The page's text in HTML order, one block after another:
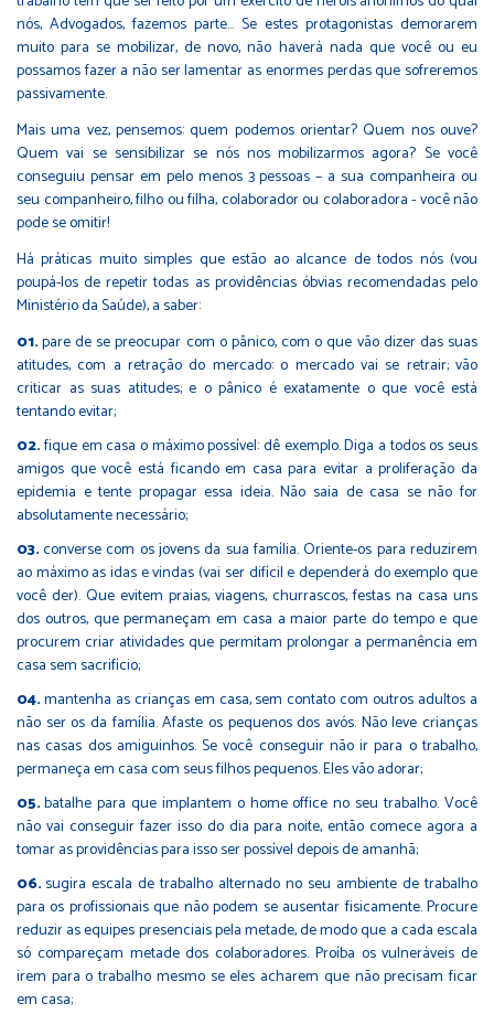
nós, Advogados, fazemos parte... Se estes protagonistas demorarem
muito para se mobilizar, de novo, não haverá nada que você ou eu
possamos fazer a não ser lamentar as enormes perdas que sofreremos
passivamente.
Mais uma vez, pensemos: quem podemos orientar? Quem nos ouve?
Quem vai se sensibilizar se nós nos mobilizarmos agora? Se você
conseguiu pensar em pelo menos 3 pessoas – a sua companheira ou
seu companheiro, filho ou filha, colaborador ou colaboradora - você não
pode se omitir!
Há práticas muito simples que estão ao alcance de todos nós (vou
poupá-los de repetir todas as providências óbvias recomendadas pelo
Ministério da Saúde), a saber:
pare de se preocupar com o pânico, com o que vão dizer das suas
atitudes, com a retração do mercado: o mercado vai se retrair; vão
criticar as suas atitudes; e o pânico é exatamente o que você está
tentando evitar;
fique em casa o máximo possível: dê exemplo. Diga a todos os seus
amigos que você está ficando em casa para evitar a proliferação da
epidemia e tente propagar essa ideia. Não saia de casa se não for
absolutamente necessário;
converse com os jovens da sua família. Oriente-os para reduzirem
ao máximo as idas e vindas (vai ser difícil e dependerá do exemplo que
você der). Que evitem praias, viagens, churrascos, festas na casa uns
dos outros, que permaneçam em casa a maior parte do tempo e que
procurem criar atividades que permitam prolongar a permanência em
casa sem sacrifício;
mantenha as crianças em casa, sem contato com outros adultos a
não ser os da família. Afaste os pequenos dos avós. Não leve crianças
nas casas dos amiguinhos. Se você conseguir não ir para o trabalho,
permaneça em casa com seus filhos pequenos. Eles vão adorar;
batalhe para que implantem o home office no seu trabalho. Você
não vai conseguir fazer isso do dia para noite, então comece agora a
tomar as providências para isso ser possível depois de amanhã;
sugira escala de trabalho alternado no seu ambiente de trabalho
para os profissionais que não podem se ausentar fisicamente. Procure
reduzir as equipes presenciais pela metade, de modo que a cada escala
só compareçam metade dos colaboradores. Proíba os vulneráveis de
irem para o trabalho mesmo se eles acharem que não precisam ficar
em casa;